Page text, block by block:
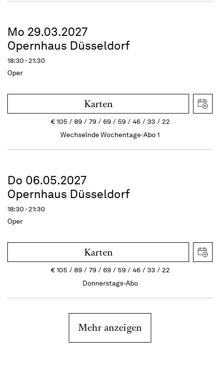
Mo 29.03.2027
Opernhaus Düsseldorf
18:30 - 21:30
Oper
Karten
€105 89 79 69 59 46 33
22
Wechselnde Wochentage-Abo 1
Do 06.05.2027
Opernhaus Düsseldorf
18:30 - 21:30
Oper
Karten
€105 89 79 69 59 46 33
22
Donnerstags-Abo
Mehr anzeigen